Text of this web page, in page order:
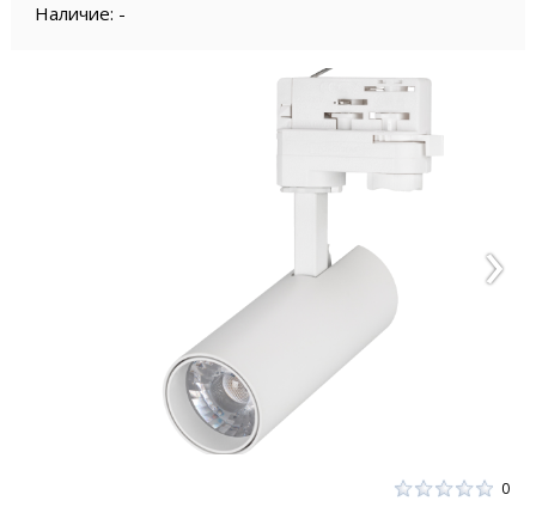
Наличие: -
0